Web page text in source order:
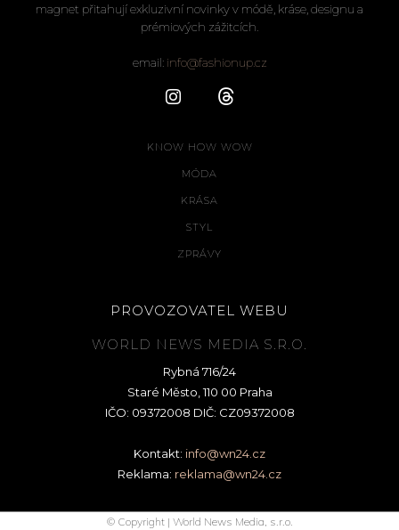
magnet přitahují exkluzivní novinky v módě, kráse, designu a
prémiových zážitcích.
email: info@fashionup.cz
KNOW HOW WOW
MÓDA
KRÁSA
STYL
ZPRÁVY
PROVOZOVATEL WEBU
WORLD NEWS MEDIA S.R.O.
Rybná 716/24
Staré Město, 110 00 Praha
IČO: 09372008 DIČ: CZ09372008
Kontakt: info@wn24.cz
Reklama: reklama@wn24.cz
© Copyright | World News Media, s.r.o.